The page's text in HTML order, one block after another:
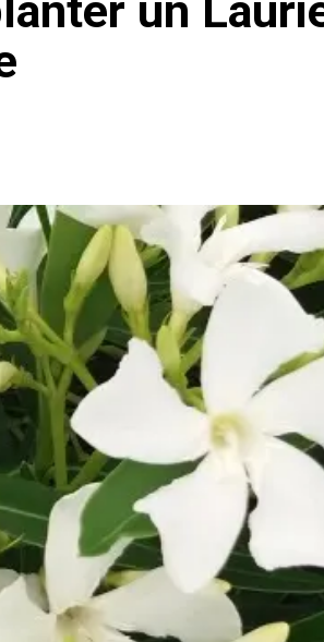
un